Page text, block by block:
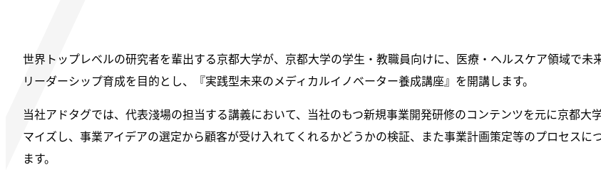
世界トップレベルの研究者を輩出する京都大学が、京都大学の学生・教職員向けに、医療・ヘルスケア領域で未
リーダーシップ育成を目的とし、『実践型未来のメディカルイノベーター養成講座』を開講します。
当社アドタグでは、代表淺場の担当する講義において、当社のもつ新規事業開発研修のコンテンツを元に京都大
マイズし、事業アイデアの選定から顧客が受け入れてくれるかどうかの検証、また事業計画策定等のプロセスに
ます。